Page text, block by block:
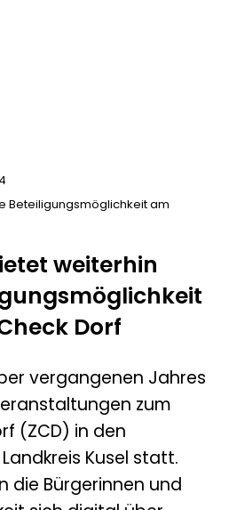
Beteiligungsmöglichkeit am
weiterhin
Dorf
vergangenen Jahres
zum
(ZCD) in den
Kusel statt.
die Bürgerinnen und